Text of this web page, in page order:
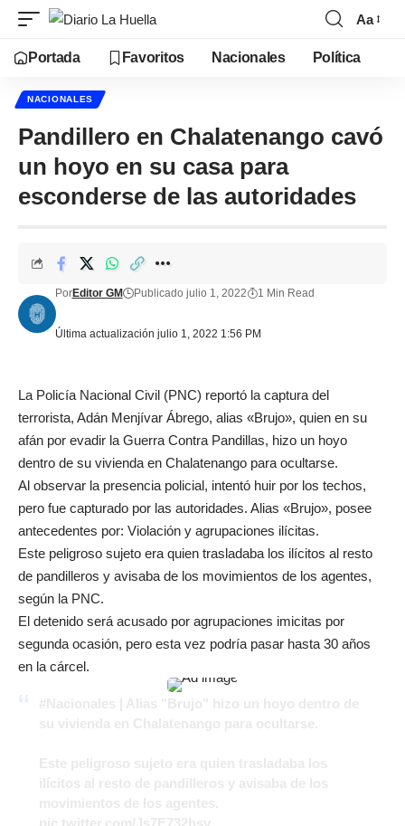
Aa
Portada Favoritos Nacionales Política
NACIONALES
Pandillero en Chalatenango cavó
un hoyo en su casa para
esconderse de las autoridades
Última actualización julio 1, 2022 1:56 PM
PorEditor GM Publicado julio 1, 2022 1 Min Read
La Policía Nacional Civil (PNC) reportó la captura del
terrorista, Adán Menjívar Ábrego, alias «Brujo», quien en su
afán por evadir la Guerra Contra Pandillas, hizo un hoyo
dentro de su vivienda en Chalatenango para ocultarse.
Al observar la presencia policial, intentó huir por los techos,
pero fue capturado por las autoridades. Alias «Brujo», posee
antecedentes por: Violación y agrupaciones ilícitas.
Este peligroso sujeto era quien trasladaba los ilícitos al resto
de pandilleros y avisaba de los movimientos de los agentes,
según la PNC.
El detenido será acusado por agrupaciones imicitas por
segunda ocasión, pero esta vez podría pasar hasta 30 años
en la cárcel.